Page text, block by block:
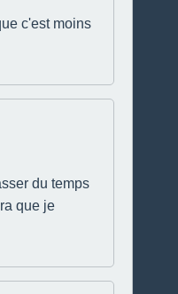
c'est moins
du temps
que je